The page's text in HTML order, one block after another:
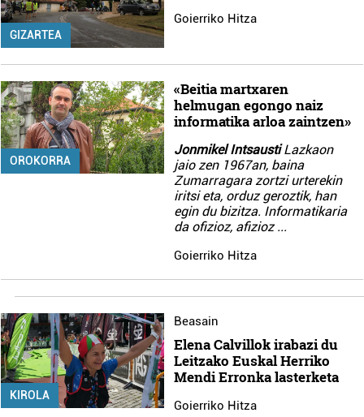
GIZARTEA
Goierriko Hitza
OROKORRA
«Beitia martxaren
helmugan egongo naiz
informatika arloa zaintzen»
Jonmikel IntsaustiLazkaon
jaio zen 1967an, baina
Zumarragara zortzi urterekin
iritsi eta, orduz geroztik, han
egin du bizitza. Informatikaria
da ofizioz, afizioz...
Goierriko Hitza
KIROLA
Beasain
Elena Calvillok irabazi du
Leitzako Euskal Herriko
Mendi Erronka lasterketa
Goierriko Hitza